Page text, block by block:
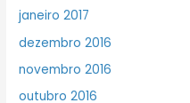
janeiro 2017
dezembro 2016
novembro 2016
outubro 2016